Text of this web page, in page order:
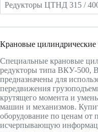
Редукторы ЦТНД 315 /
Крановые цилиндрические
Специальные крановые
редукторы типа ВКУ-
предназначены для
передвижения
крутящего момента и
машин и механизмов.
оборудование по ценам от
исчерпывающую